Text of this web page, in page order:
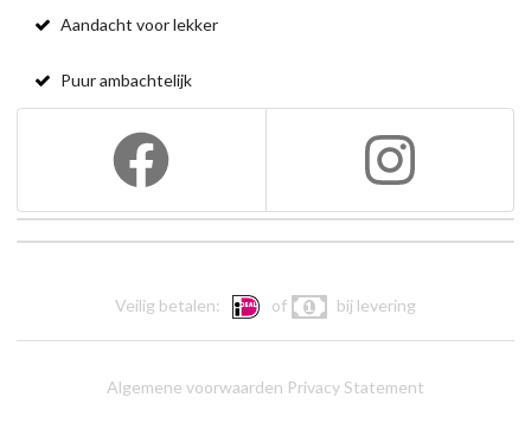
Aandacht voor lekker
Puur ambachtelijk
Veilig betalen: of bij levering
Algemene voorwaarden Privacy Statement